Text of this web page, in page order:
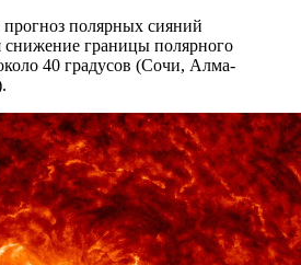
полярных сияний
снижение границы полярного
40 градусов (Сочи, Алма-